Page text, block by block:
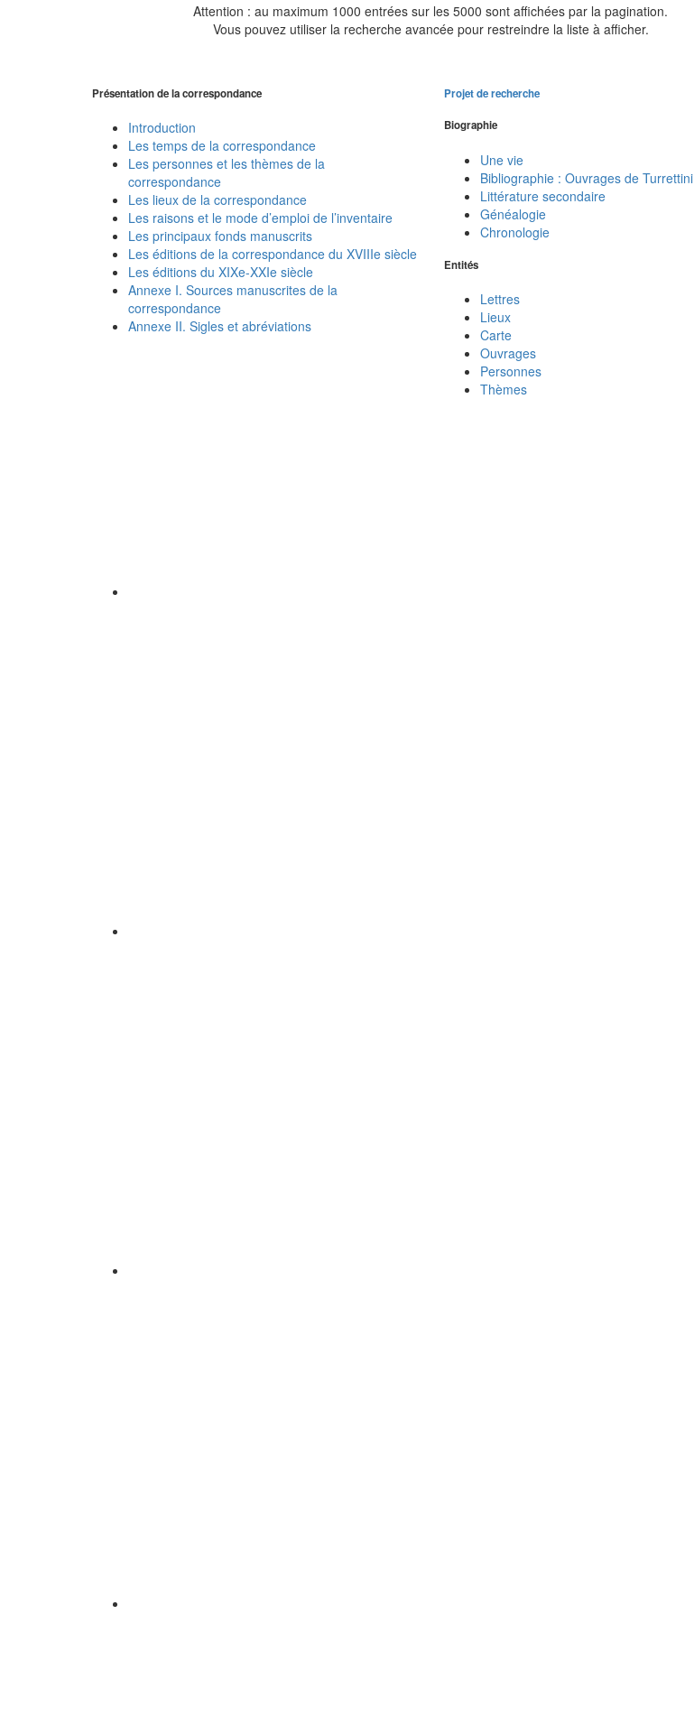
Attention : au maximum 1000 entrées sur les 5000 sont affichées par la pagination.
Vous pouvez utiliser la recherche avancée pour restreindre la liste à afficher.
Présentation de la correspondance
Introduction
Les temps de la correspondance
Les personnes et les thèmes de la
correspondance
Les lieux de la correspondance
Les raisons et le mode d’emploi de l’inventaire
Les principaux fonds manuscrits
Les éditions de la correspondance du XVIIIe siècle
Les éditions du XIXe-XXIe siècle
Annexe I. Sources manuscrites de la
correspondance
Annexe II. Sigles et abréviations
Projet de recherche
Biographie
Une vie
Bibliographie : Ouvrages de Turrettini
Littérature secondaire
Généalogie
Chronologie
Entités
Lettres
Lieux
Carte
Ouvrages
Personnes
Thèmes